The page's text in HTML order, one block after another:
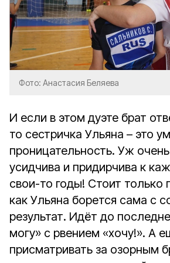
Фото: Анастасия Беляева
И если в этом дуэте брат
то сестричка Ульяна – это
проницательность. Уж
усидчива и придирчива к
свои-то годы! Стоит только
как Ульяна борется сама с
результат. Идёт до
могу» с рвением «хочу!». А
присматривать за озорным